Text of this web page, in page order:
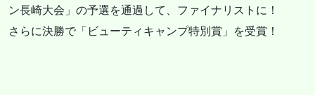
ン長崎大会」の予選を通過して、ファイナリストに！
さらに決勝で「ビューティキャンプ特別賞」を受賞！